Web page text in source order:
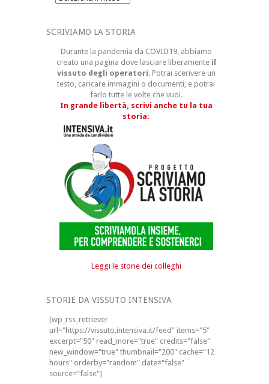
SCRIVIAMO LA STORIA
Durante la pandemia da COVID19, abbiamo
creato una pagina dove lasciare liberamenteil
vissuto degli operatori. Potrai scerivere un
testo, caricare immagini o documenti, e potrai
farlo tutte le volte che vuoi.
In grande libertà, scrivi anche tu la tua
storia:
Leggi le storie dei colleghi
STORIE DA VISSUTO INTENSIVA
[wp_rss_retriever
url="https://vissuto.intensiva.it/feed" items="5"
excerpt="50" read_more="true" credits="false"
new_window="true" thumbnail="200" cache="12
hours" orderby="random" date="false"
source="false"]